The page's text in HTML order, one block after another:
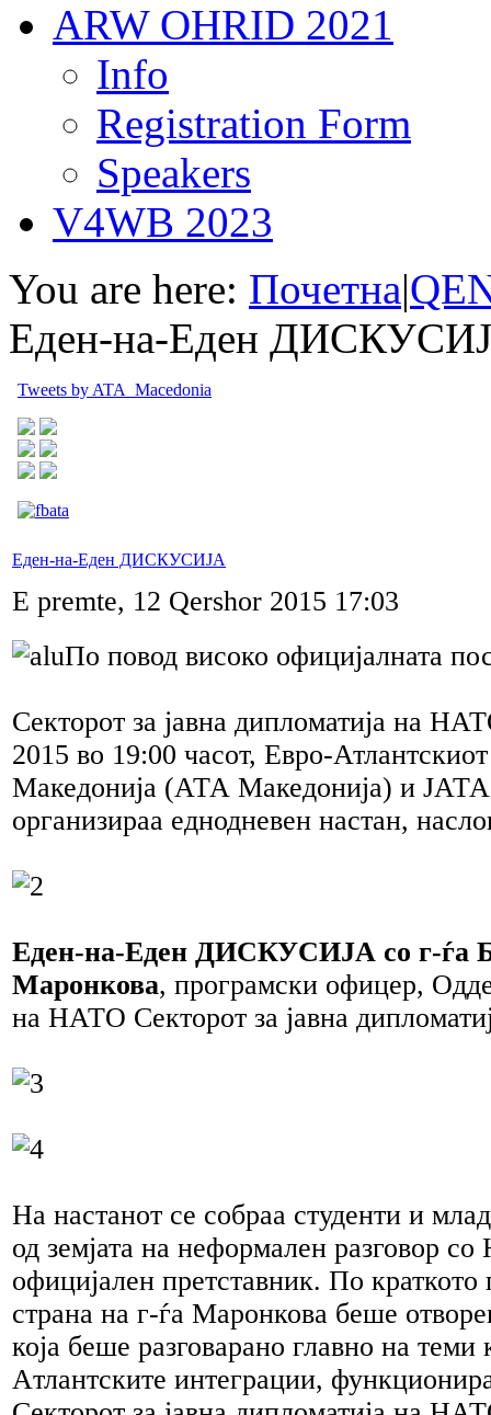
ARW OHRID 2021
Info
Registration Form
Speakers
V4WB 2023
You are here: Почетна|
Еден-на-Еден
Tweets by ATA_Macedonia
Еден-на-Еден ДИСКУСИЈА
E premte, 12 Qershor 2015 17:03
По повод високо официјалната
Секторот за јавна дипломатија на
2015 во 19:00 часот, Евро-
Македонија (АТА Македонија) и
организираа еднодневен настан,
Еден-на-Еден ДИСКУСИЈА со г-ѓа
Маронкова, програмски офицер,
на НАТО Секторот за јавна
На настанот се собраа студенти и
од земјата на неформален разговор
официјален претставник. По краткото
страна на г-ѓа Маронкова беше
која беше разговарано главно на теми
Aтлантските интеграции,